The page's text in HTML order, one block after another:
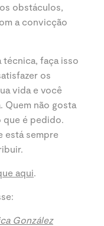
obstáculos,
a convicção
técnica, faça isso
os
vida e você
Quem não gosta
que é pedido.
está sempre
aqui.
González